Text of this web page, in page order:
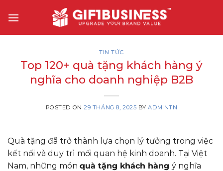
TIN TỨC
Top 120+ quà tặng khách hàng ý
nghĩa cho doanh nghiệp B2B
POSTED ON29 THÁNG 8, 2025 BYADMINTN
Quà tặng đã trở thành lựa chọn lý tưởng trong việc
kết nối và duy trì mối quan hệ kinh doanh. Tại Việt
Nam, những món quà tặng khách hàng ý nghĩa